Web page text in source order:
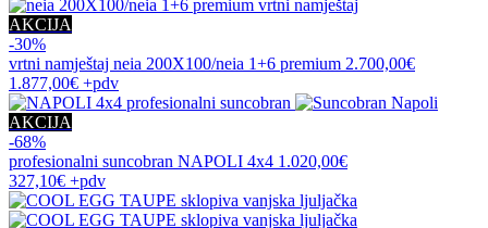
AKCIJA
-30%
vrtni namještaj neia 200X100/neia 1+6 premium 2.700,00€
1.877,00€ +pdv
AKCIJA
-68%
profesionalni suncobran NAPOLI 4x4 1.020,00€
327,10€ +pdv